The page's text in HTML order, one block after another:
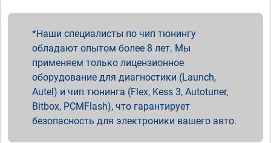
Наши специалисты по чип тюнингу
обладают опытом более 8 лет. Мы
применяем только лицензионное
оборудование для диагностики (Launch,
Autel) и чип тюнинга (Flex, Kess 3, Autotuner,
Bitbox, PCMFlash), что гарантирует
безопасность для электроники вашего авто.